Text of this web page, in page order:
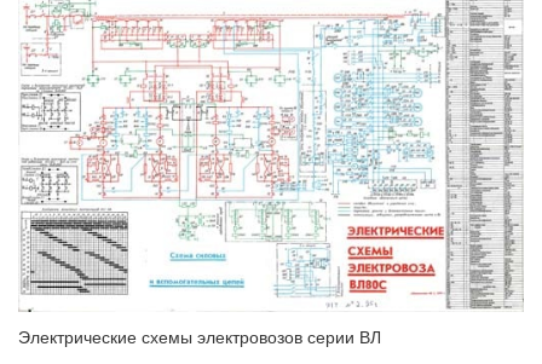
Электрические схемы электровозов серии ВЛ